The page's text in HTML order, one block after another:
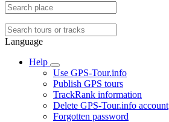
Language
Help
Use GPS-Tour.info
Publish GPS tours
TrackRank information
Delete GPS-Tour.info account
Forgotten password